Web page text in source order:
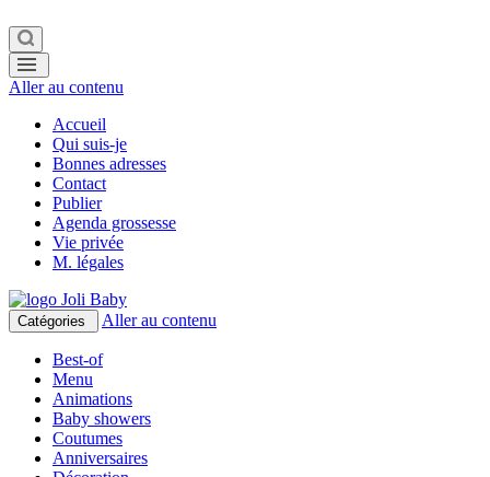
Aller au contenu
Accueil
Qui suis-je
Bonnes adresses
Contact
Publier
Agenda grossesse
Vie privée
M. légales
Catégories Aller au contenu
Best-of
Menu
Animations
Baby showers
Coutumes
Anniversaires